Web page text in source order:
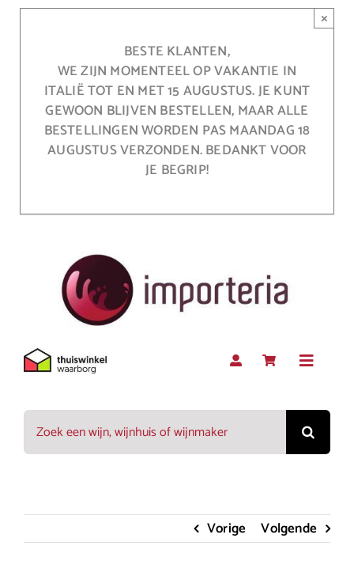
BESTE KLANTEN,
WE ZIJN MOMENTEEL OP VAKANTIE IN
ITALIË TOT EN MET 15 AUGUSTUS. JE KUNT
GEWOON BLIJVEN BESTELLEN, MAAR ALLE
BESTELLINGEN WORDEN PAS MAANDAG 18
AUGUSTUS VERZONDEN. BEDANKT VOOR
JE BEGRIP!
×
Toggle
Rood
Zoeken
naar:
Vorige Volgende